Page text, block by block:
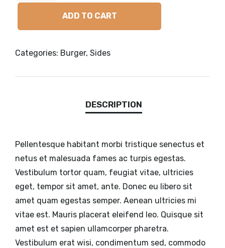
ADD TO CART
Categories: Burger, Sides
Pellentesque habitant morbi tristique senectus et
netus et malesuada fames ac turpis egestas.
Vestibulum tortor quam, feugiat vitae, ultricies
eget, tempor sit amet, ante. Donec eu libero sit
amet quam egestas semper. Aenean ultricies mi
vitae est. Mauris placerat eleifend leo. Quisque sit
amet est et sapien ullamcorper pharetra.
Vestibulum erat wisi, condimentum sed, commodo